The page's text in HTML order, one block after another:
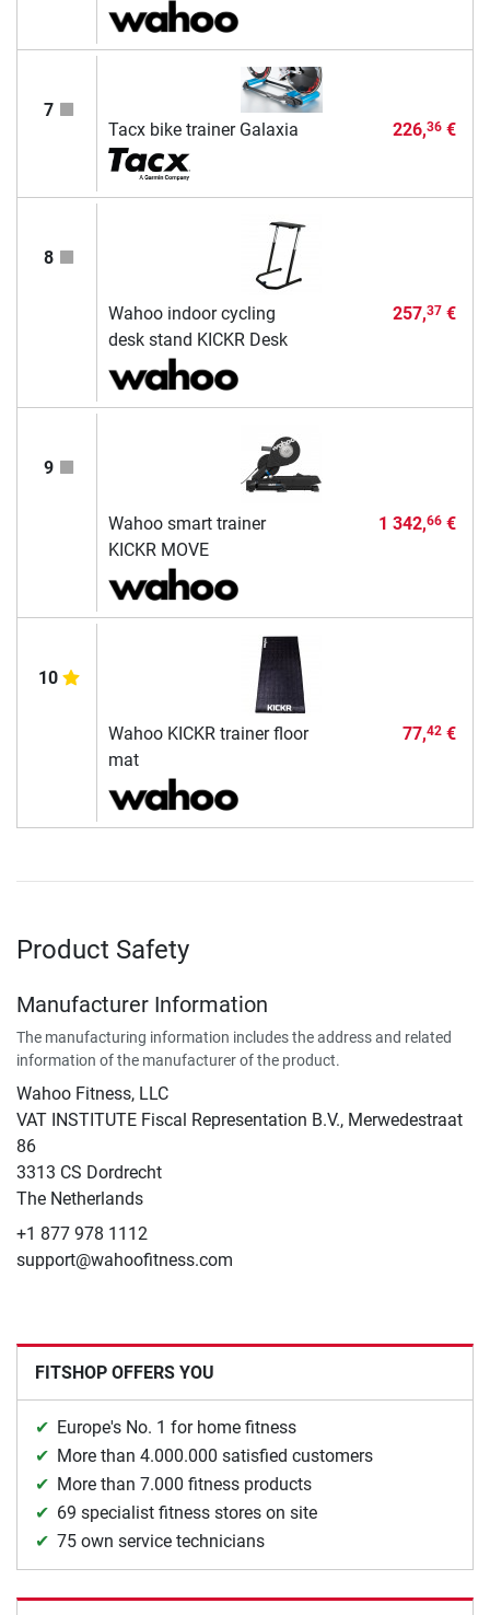
7
Tacx bike trainer Galaxia
226,36€
8
Wahoo indoor cycling
desk stand KICKR Desk
257,37€
9
Wahoo smart trainer
KICKR MOVE
1 342,66€
10
Wahoo KICKR trainer floor
mat
77,42€
Product Safety
Manufacturer Information
The manufacturing information includes the address and related
information of the manufacturer of the product.
Wahoo Fitness, LLC
VAT INSTITUTE Fiscal Representation B.V., Merwedestraat
86
3313 CS Dordrecht
The Netherlands
+1 877 978 1112
support@wahoofitness.com
FITSHOP OFFERS YOU
Europe's No. 1 for home fitness
More than 4.000.000 satisfied customers
More than 7.000 fitness products
69 specialist fitness stores on site
75 own service technicians